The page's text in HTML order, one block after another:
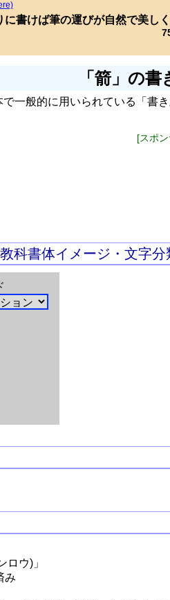
に書けば筆の運びが自然で美し
「箭」の書
で一般的に用いられている「書
[スポ
科書体イメージ・文字分
ロウ)」
み